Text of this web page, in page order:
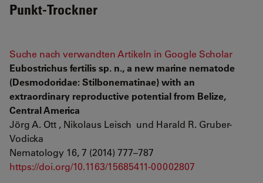
Punkt-Trockner
Suche nach verwandten Artikeln in Google Scholar
Eubostrichus fertilis sp. n., a new marine nematode
(Desmodoridae: Stilbonematinae) with an
extraordinary reproductive potential from Belize,
Central America
Jörg A. Ott , Nikolaus Leisch und Harald R. Gruber-
Vodicka
Nematology 16, 7 (2014) 777–787
https://doi.org/10.1163/15685411-00002807